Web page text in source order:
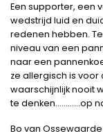
Een supporter, een
wedstrijd luid en
redenen hebben.
niveau van een
naar een
ze allergisch is voor
waarschijnlijk nooit
te denken…………op
Bo van